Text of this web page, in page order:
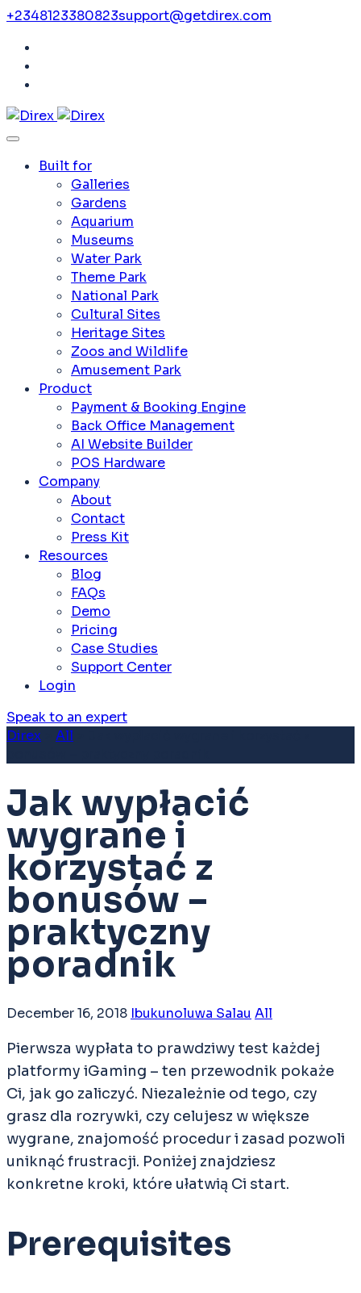
+2348123380823support@getdirex.com
Built for
Galleries
Gardens
Aquarium
Museums
Water Park
Theme Park
National Park
Cultural Sites
Heritage Sites
Zoos and Wildlife
Amusement Park
Product
Payment & Booking Engine
Back Office Management
AI Website Builder
POS Hardware
Company
About
Contact
Press Kit
Resources
Blog
FAQs
Demo
Pricing
Case Studies
Support Center
Login
Speak to an expert
Direx
All
Jak wypłacić
wygrane i
korzystać z
bonusów –
praktyczny
poradnik
December 16, 2018 Ibukunoluwa Salau All
Pierwsza wypłata to prawdziwy test każdej
platformy iGaming – ten przewodnik pokaże
Ci, jak go zaliczyć. Niezależnie od tego, czy
grasz dla rozrywki, czy celujesz w większe
wygrane, znajomość procedur i zasad pozwoli
uniknąć frustracji. Poniżej znajdziesz
konkretne kroki, które ułatwią Ci start.
Prerequisites